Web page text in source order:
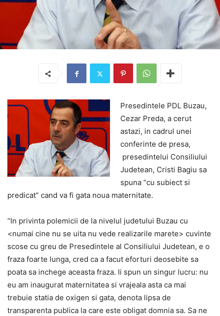
Presedintele PDL Buzau,
Cezar Preda, a cerut
astazi, in cadrul unei
conferinte de presa,
presedintelui Consiliului
Judetean, Cristi Bagiu sa
spuna “cu subiect si
predicat” cand va fi gata noua maternitate.
“In privinta polemicii de la nivelul judetului Buzau cu
<numai cine nu se uita nu vede realizarile marete> cuvinte
scose cu greu de Presedintele al Consiliului Judetean, e o
fraza foarte lunga, cred ca a facut eforturi deosebite sa
poata sa inchege aceasta fraza. Ii spun un singur lucru: nu
eu am inaugurat maternitatea si vrajeala asta ca mai
trebuie statia de oxigen si gata, denota lipsa de
transparenta publica la care este obligat domnia sa. Sa ne